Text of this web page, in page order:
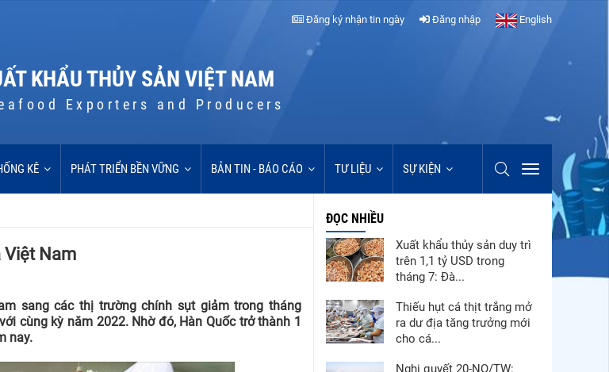
Đăng ký nhận tin ngày Đăng nhập English
KHẨU THỦY SẢN VIỆT NAM
Exporters and Producers
KÊ PHÁT TRIỂN BỀN VỮNG BẢN TIN - BÁO CÁO TƯ LIỆU SỰ KIỆN
Việt Nam
sang các thị trường chính sụt giảm trong tháng
cùng kỳ năm 2022. Nhờ đó, Hàn Quốc trở thành 1
nay.
ĐỌC NHIỀU
Xuất khẩu thủy sản duy trì
trên 1,1 tỷ USD trong
tháng 7: Đà...
Thiếu hụt cá thịt trắng mở
ra dư địa tăng trưởng mới
cho cá...